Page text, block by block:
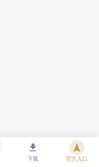
下载 官方入口